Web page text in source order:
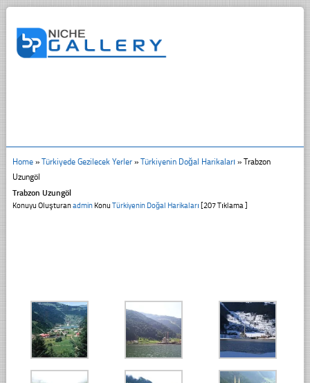
Home» Türkiyede Gezilecek Yerler» Türkiyenin Doğal Harikaları» Trabzon
Uzungöl
Trabzon Uzungöl
Konuyu OluşturanadminKonu Türkiyenin Doğal Harikaları [207 Tıklama ]